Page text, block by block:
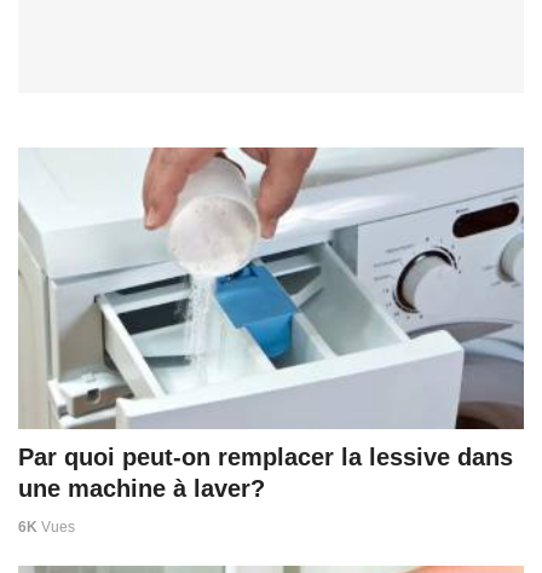
Par quoi peut-on remplacer la lessive dans
une machine à laver?
6K Vues